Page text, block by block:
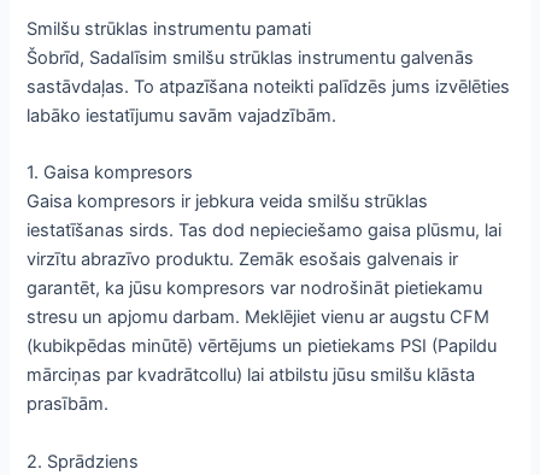
Smilšu strūklas instrumentu pamati
Šobrīd, Sadalīsim smilšu strūklas instrumentu galvenās
sastāvdaļas. To atpazīšana noteikti palīdzēs jums izvēlēties
labāko iestatījumu savām vajadzībām.
1. Gaisa kompresors
Gaisa kompresors ir jebkura veida smilšu strūklas
iestatīšanas sirds. Tas dod nepieciešamo gaisa plūsmu, lai
virzītu abrazīvo produktu. Zemāk esošais galvenais ir
garantēt, ka jūsu kompresors var nodrošināt pietiekamu
stresu un apjomu darbam. Meklējiet vienu ar augstu CFM
(kubikpēdas minūtē) vērtējums un pietiekams PSI (Papildu
mārciņas par kvadrātcollu) lai atbilstu jūsu smilšu klāsta
prasībām.
2. Sprādziens